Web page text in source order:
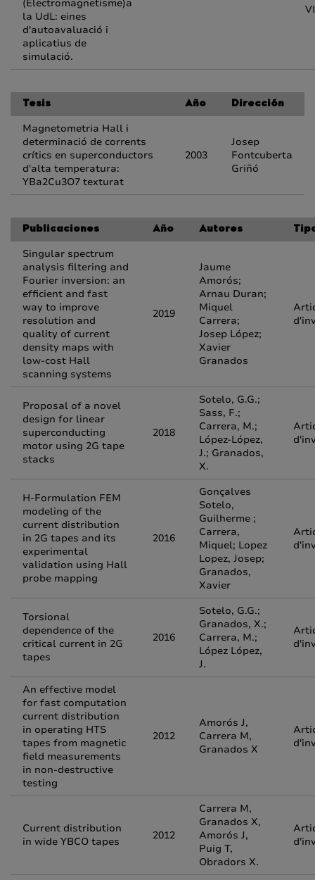
(Electromagnetisme)a
la UdL: eines
d'autoavaluació i
aplicatius de
simulació.
Tesis Año Dirección
Magnetometria Hall i
determinació de corrents
crítics en superconductors
d'alta temperatura:
YBa2Cu3O7 texturat
2003
Josep
Fontcuberta
Griñó
Publicaciones Año Autores
Singular spectrum
analysis filtering and
Fourier inversion: an
efficient and fast
way to improve
resolution and
quality of current
density maps with
low-cost Hall
scanning systems
2019
Jaume
Amorós;
Arnau Duran;
Miquel
Carrera;
Josep López;
Xavier
Granados
Proposal of a novel
design for linear
superconducting
motor using 2G tape
stacks
2018
Sotelo, G.G.;
Sass, F.;
Carrera, M.;
López-López,
J.; Granados,
X.
H-Formulation FEM
modeling of the
current distribution
in 2G tapes and its
experimental
validation using Hall
probe mapping
2016
Gonçalves
Sotelo,
Guilherme ;
Carrera,
Miquel; Lopez
Lopez, Josep;
Granados,
Xavier
Torsional
dependence of the
critical current in 2G
tapes
2016
Sotelo, G.G.;
Granados, X.;
Carrera, M.;
López López,
J.
An effective model
for fast computation
current distribution
in operating HTS
tapes from magnetic
field measurements
in non-destructive
testing
2012
Amorós J,
Carrera M,
Granados X
Current distribution
in wide YBCO tapes
2012
Carrera M,
Granados X,
Amorós J,
Puig T,
Obradors X.